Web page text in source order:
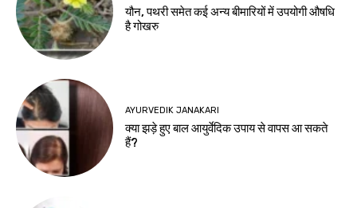
यौन, पथरी समेत कई अन्य बीमारियों में उपयोगी औषधि
है गोखरु
AYURVEDIK JANAKARI
क्या झड़े हुए बाल आयुर्वेदिक उपाय से वापस आ सकते
हैं?